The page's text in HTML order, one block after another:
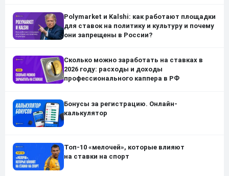
Polymarket и Kalshi: как работают площадки
для ставок на политику и культуру и почему
они запрещены в России?
Сколько можно заработать на ставках в
2026 году: расходы и доходы
профессионального каппера в РФ
Бонусы за регистрацию. Онлайн-
калькулятор
Топ-10 «мелочей», которые влияют
на ставки на спорт